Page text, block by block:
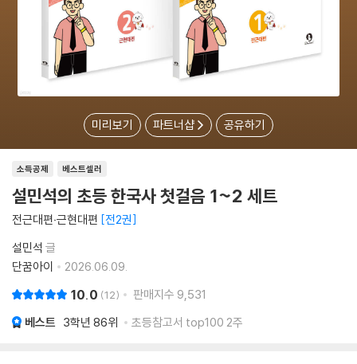
미리보기 파트너샵 공유하기
소득공제 베스트셀러
설민석의 초등 한국사 첫걸음 1~2 세트
전근대편‧근현대편 전2권
설민석 글
단꿈아이
2026.06.09.
10.0 12 판매지수 9,531
베스트 3학년 86위 초등참고서 top100 2주